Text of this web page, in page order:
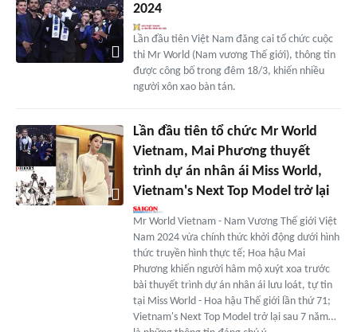
2024
Lần đầu tiên Việt Nam đăng cai tổ chức cuộc
thi Mr World (Nam vương Thế giới), thông tin
được công bố trong đêm 18/3, khiến nhiều
người xôn xao bàn tán.
Lần đầu tiên tổ chức Mr World
Vietnam, Mai Phương thuyết
trình dự án nhân ái Miss World,
Vietnam's Next Top Model trở lại
Mr World Vietnam - Nam Vương Thế giới Việt
Nam 2024 vừa chính thức khởi động dưới hình
thức truyền hình thực tế; Hoa hậu Mai
Phương khiến người hâm mộ xuýt xoa trước
bài thuyết trình dự án nhân ái lưu loát, tự tin
tại Miss World - Hoa hậu Thế giới lần thứ 71;
Vietnam's Next Top Model trở lại sau 7 năm…